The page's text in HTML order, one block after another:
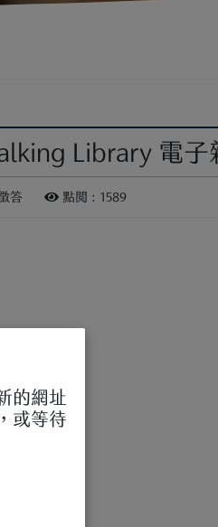
Library 電子
答 點閱 : 1589
大獎。
的網址
或等待